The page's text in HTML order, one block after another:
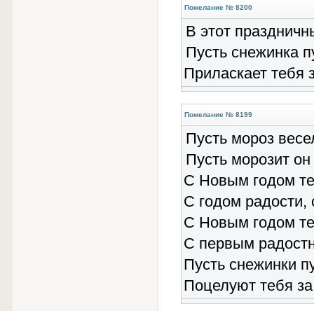
Пожелание № 8200
В этот
Пусть снежинка
Приласкает тебя
Пожелание № 8199
Пусть мороз
Пусть морозит
С Новым годом
С годом радости,
С Новым годом
С первым
Пусть снежинки
Поцелуют тебя